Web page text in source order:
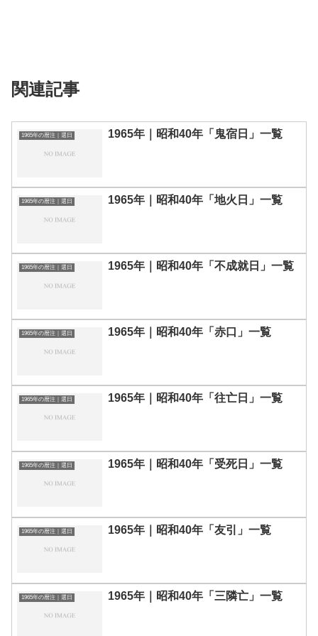
関連記事
1965年の暦注｜選日 1965年｜昭和40年「鬼宿日」一覧
1965年の暦注｜選日 1965年｜昭和40年「地火日」一覧
1965年の暦注｜選日 1965年｜昭和40年「不成就日」一覧
1965年の暦注｜選日 1965年｜昭和40年「赤口」一覧
1965年の暦注｜選日 1965年｜昭和40年「往亡日」一覧
1965年の暦注｜選日 1965年｜昭和40年「受死日」一覧
1965年の暦注｜選日 1965年｜昭和40年「友引」一覧
1965年の暦注｜選日 1965年｜昭和40年「三隣亡」一覧